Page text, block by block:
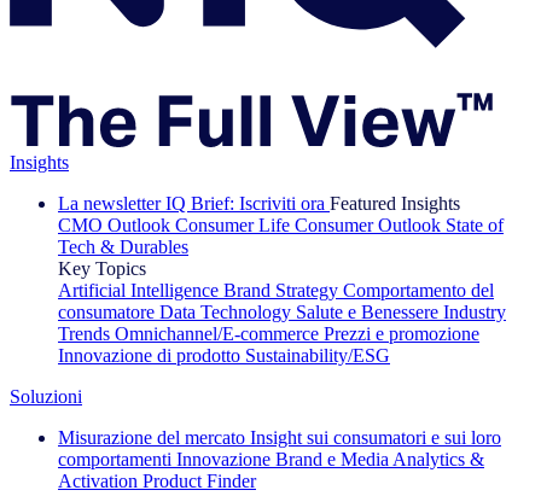
Insights
La newsletter IQ Brief: Iscriviti ora Featured Insights
CMO Outlook Consumer Life Consumer Outlook State of
Tech & Durables
Key Topics
Artificial Intelligence Brand Strategy Comportamento del
consumatore Data Technology Salute e Benessere Industry
Trends Omnichannel/E-commerce Prezzi e promozione
Innovazione di prodotto Sustainability/ESG
Soluzioni
Misurazione del mercato Insight sui consumatori e sui loro
comportamenti Innovazione Brand e Media Analytics &
Activation Product Finder